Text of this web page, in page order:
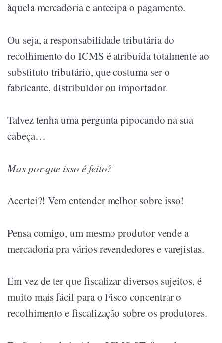
àquela mercadoria e antecipa o pagamento.
Ou seja, a responsabilidade tributária do
recolhimento do ICMS é atribuída totalmente ao
substituto tributário, que costuma ser o
fabricante, distribuidor ou importador.
Talvez tenha uma pergunta pipocando na sua
cabeça…
Mas por que isso é feito?
Acertei?! Vem entender melhor sobre isso!
Pensa comigo, um mesmo produtor vende a
mercadoria pra vários revendedores e varejistas.
Em vez de ter que fiscalizar diversos sujeitos, é
muito mais fácil para o Fisco concentrar o
recolhimento e fiscalização sobre os produtores.